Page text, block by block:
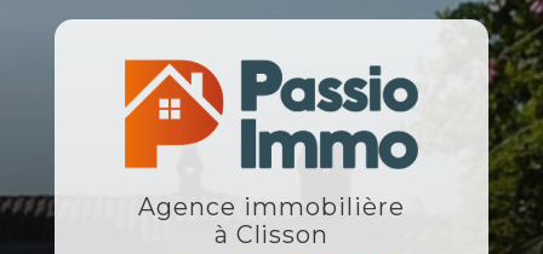
Agence immobilière
à Clisson